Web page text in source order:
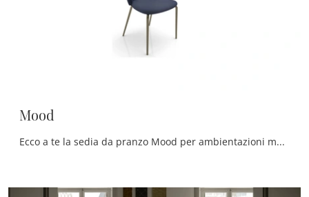
Mood
Ecco a te la sedia da pranzo Mood per ambientazioni moderne, tra le più originali Sedie fisse di Zamagna.